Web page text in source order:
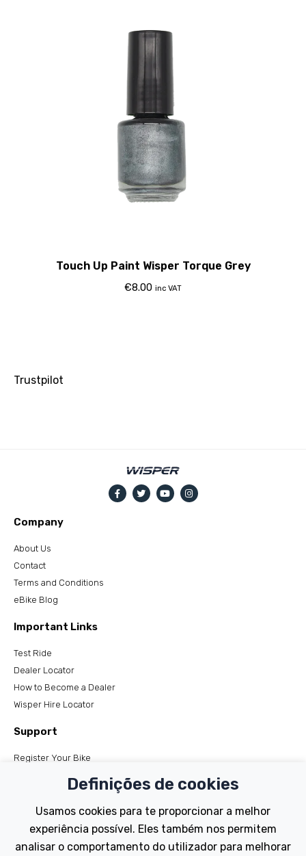
Touch Up Paint Wisper Torque Grey
€8.00 inc VAT
Trustpilot
Company
About Us
Contact
Terms and Conditions
eBike Blog
Important Links
Test Ride
Dealer Locator
How to Become a Dealer
Wisper Hire Locator
Support
Register Your Bike
Tutorials
Electric Bikes
Definições de cookies
Usamos cookies para te proporcionar a melhor
experiência possível. Eles também nos permitem
analisar o comportamento do utilizador para melhorar